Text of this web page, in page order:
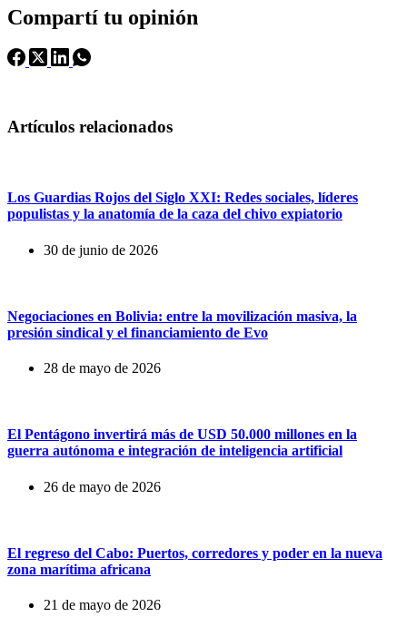
Compartí tu opinión
Artículos relacionados
Los Guardias Rojos del Siglo XXI: Redes sociales, líderes
populistas y la anatomía de la caza del chivo expiatorio
30 de junio de 2026
Negociaciones en Bolivia: entre la movilización masiva, la
presión sindical y el financiamiento de Evo
28 de mayo de 2026
El Pentágono invertirá más de USD 50.000 millones en la
guerra autónoma e integración de inteligencia artificial
26 de mayo de 2026
El regreso del Cabo: Puertos, corredores y poder en la nueva
zona marítima africana
21 de mayo de 2026